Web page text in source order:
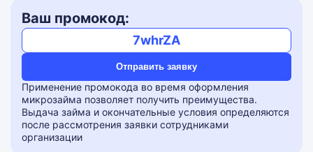
Ваш промокод:
7whrZA
Отправить заявку
Применение промокода во время оформления
микрозайма позволяет получить преимущества.
Выдача займа и окончательные условия определяются
после рассмотрения заявки сотрудниками
организации